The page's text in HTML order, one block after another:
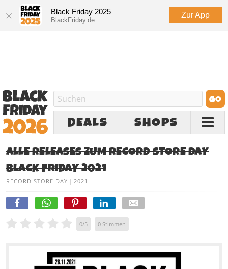
Black Friday 2025
BlackFriday.de
Zur App
DEALS SHOPS
ALLE RELEASES ZUM RECORD STORE DAY
BLACK FRIDAY 2021
RECORD STORE DAY | 2021
0/5 0 Stimmen